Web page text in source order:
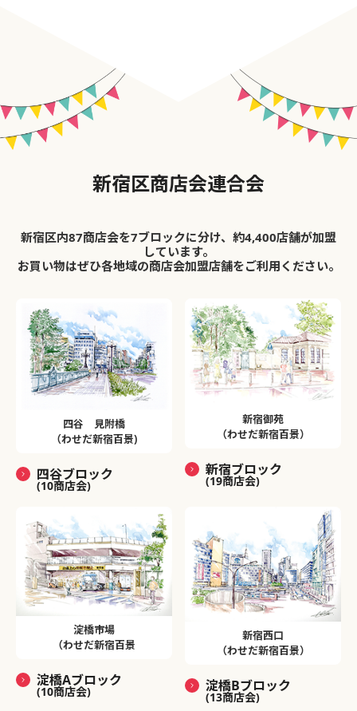
新宿区商店会連合会
新宿区内87商店会を7ブロックに分け、約4,400店舗が加盟
しています。
お買い物はぜひ各地域の商店会加盟店舗をご利用ください。
四谷 見附橋
（わせだ新宿百景)
四谷ブロック
(10商店会)
新宿御苑
（わせだ新宿百景）
新宿ブロック
(19商店会)
淀橋市場
（わせだ新宿百景
淀橋Aブロック
(10商店会)
新宿西口
（わせだ新宿百景）
淀橋Bブロック
(13商店会)